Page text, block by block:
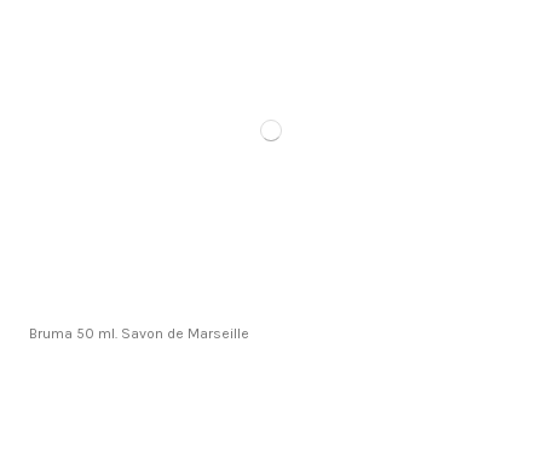
Bruma 50 ml. Savon de Marseille